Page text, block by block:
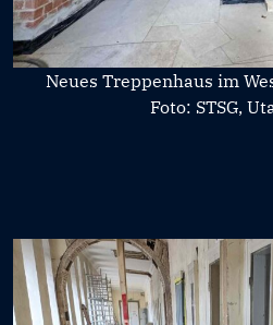
Neues Treppenhaus im
Foto: STSG,